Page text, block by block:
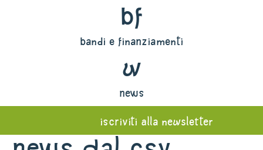
bf
bandi e finanziamenti
w
news
iscriviti alla newsletter